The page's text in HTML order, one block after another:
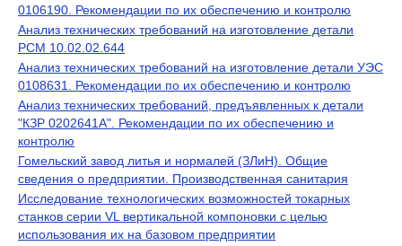
0106190. Рекомендации по их обеспечению и контролю
Анализ технических требований на изготовление детали
РСМ 10.02.02.644
Анализ технических требований на изготовление детали УЭС
0108631. Рекомендации по их обеспечению и контролю
Анализ технических требований, предъявленных к детали
"КЗР 0202641А". Рекомендации по их обеспечению и
контролю
Гомельский завод литья и нормалей (ЗЛиН). Общие
сведения о предприятии. Производственная санитария
Исследование технологических возможностей токарных
станков серии VL вертикальной компоновки с целью
использования их на базовом предприятии